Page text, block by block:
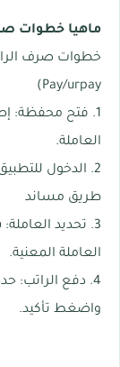
ماهيا خطوات
Pay/urpay)
1. فتح محفظة:
العاملة.
2. الدخول
طريق مساند
3. تحديد
العاملة المعنية.
4. دفع الراتب:
واضغط تأكيد.